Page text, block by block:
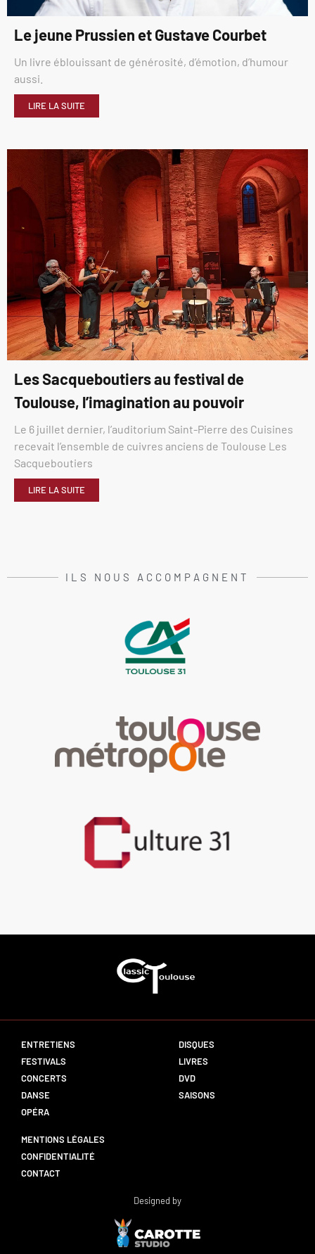
Le jeune Prussien et Gustave Courbet
Un livre éblouissant de générosité, d’émotion, d’humour
aussi.
LIRE LA SUITE
Les Sacqueboutiers au festival de
Toulouse, l’imagination au pouvoir
Le 6 juillet dernier, l’auditorium Saint-Pierre des Cuisines
recevait l’ensemble de cuivres anciens de Toulouse Les
Sacqueboutiers
LIRE LA SUITE
ILS NOUS ACCOMPAGNENT
ENTRETIENS
FESTIVALS
CONCERTS
DANSE
OPÉRA
DISQUES
LIVRES
DVD
SAISONS
MENTIONS LÉGALES
CONFIDENTIALITÉ
CONTACT
Designed by